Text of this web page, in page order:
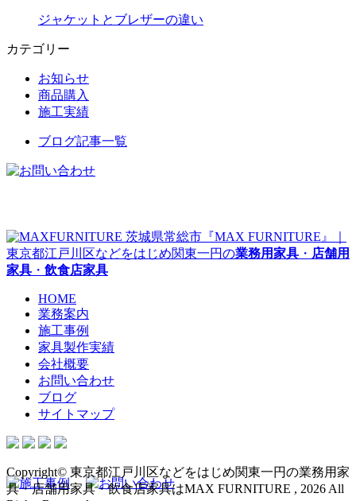
ジャケットとブレザーの違い
カテゴリー
お知らせ
商品購入
施工実績
ブログ記事一覧
茨城県常総市『MAX FURNITURE』｜
東京都江戸川区などをはじめ関東一円の業務用家具 ・ 店舗用
家具 ・ 飲食店家具
HOME
業務案内
施工事例
家具製作実績
会社概要
お問い合わせ
ブログ
サイトマップ
Copyright© 東京都江戸川区などをはじめ関東一円の業務用家
具・店舗用家具・飲食店家具はMAX FURNITURE , 2026 All